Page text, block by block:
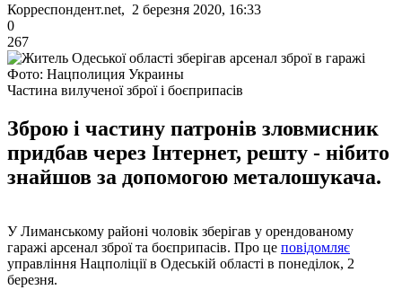
Корреспондент.net, 2 березня 2020, 16:33
0
267
Фото: Нацполиция Украины
Частина вилученої зброї і боєприпасів
Зброю і частину патронів зловмисник
придбав через Інтернет, решту - нібито
знайшов за допомогою металошукача.
У Лиманському районі чоловік зберігав у орендованому
гаражі арсенал зброї та боєприпасів. Про це повідомляє
управління Нацполіції в Одеській області в понеділок, 2
березня.